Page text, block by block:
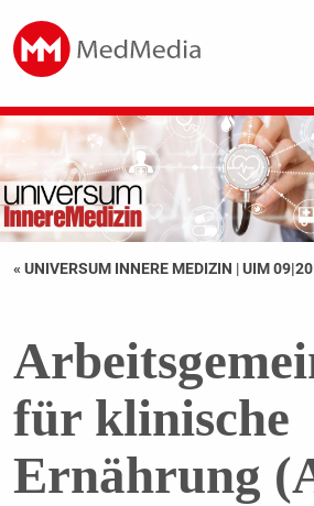
« UNIVERSUM INNERE MEDIZIN |UIM
für klinische
Ernährung